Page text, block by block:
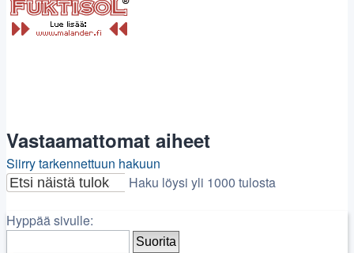
Vastaamattomat aiheet
Siirry tarkennettuun hakuun
Etsi
Tarkennettu
Haku löysi yli 1000 tulosta
Hyppää sivulle: